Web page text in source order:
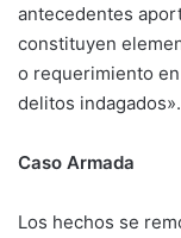
antecedentes
constituyen
o requerimiento
delitos indagados».
Caso Armada
Los hechos se